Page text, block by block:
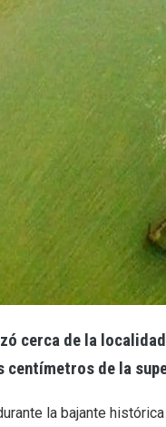
cerca de la
centímetros de la
la bajante